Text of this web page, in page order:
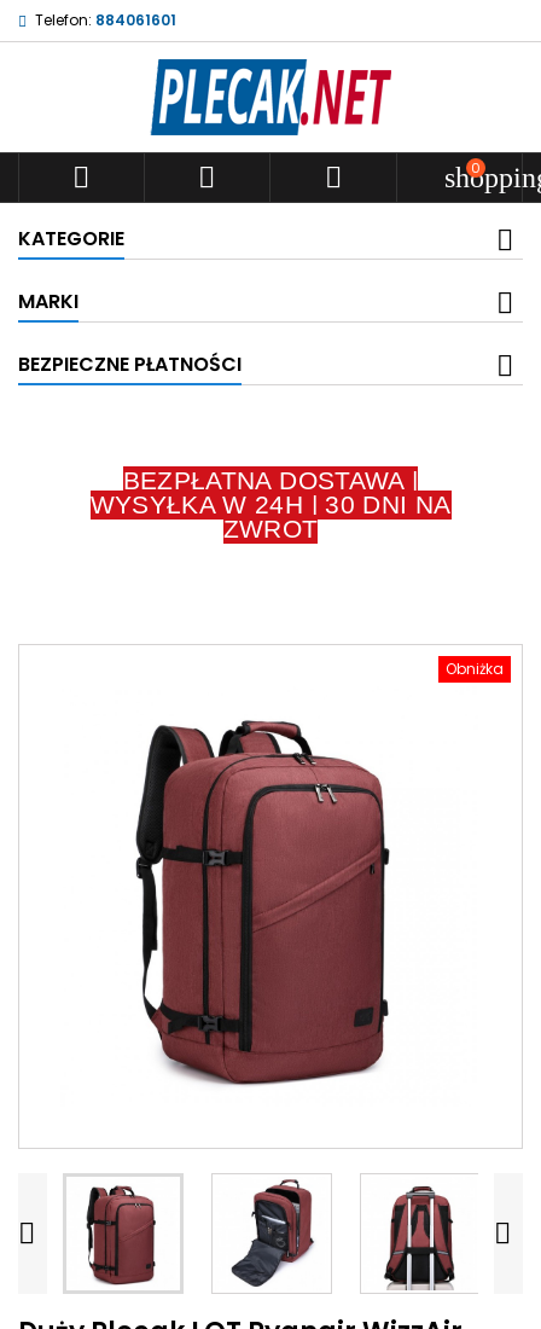
Telefon: 884061601
   0
KATEGORIE
MARKI
BEZPIECZNE PŁATNOŚCI
BEZPŁATNA DOSTAWA |
WYSYŁKA W 24H | 30 DNI NA
ZWROT
Obniżka
 